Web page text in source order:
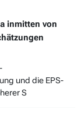
inmitten von
und die EPS-
S